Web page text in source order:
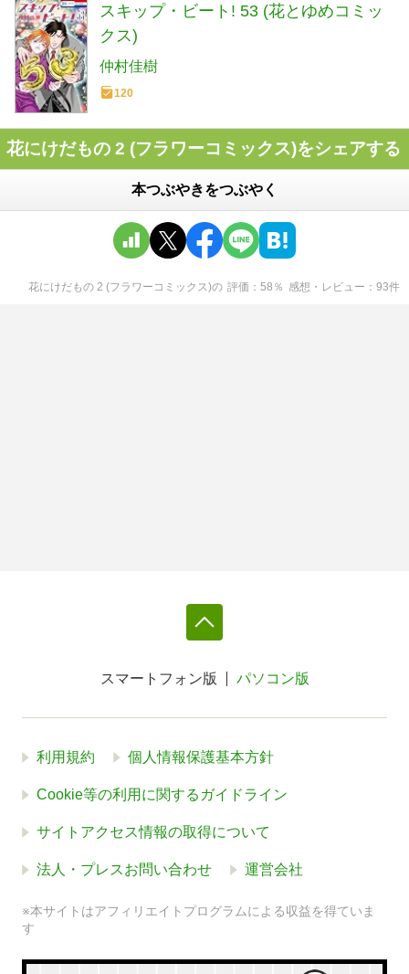
スキップ・ビート! 53 (花とゆめコミッ
クス)
仲村佳樹
120
花にけだもの 2 (フラワーコミックス)をシェアする
本つぶやきをつぶやく
花にけだもの 2 (フラワーコミックス)の 評価 58 ％ 感想・レビュー 93件
スマートフォン版 パソコン版
利用規約 個人情報保護基本方針
Cookie等の利用に関するガイドライン
サイトアクセス情報の取得について
法人・プレスお問い合わせ 運営会社
※本サイトはアフィリエイトプログラムによる収益を得ていま
す